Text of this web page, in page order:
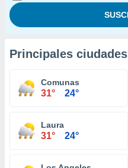
Principales ciudades
Comunas
31° 24°
Laura
31° 24°